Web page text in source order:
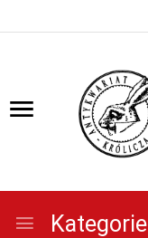
Kategorie